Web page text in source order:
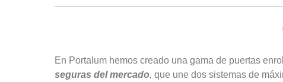
En Portalum hemos creado una gama de puertas
seguras del mercado, que une dos sistemas de